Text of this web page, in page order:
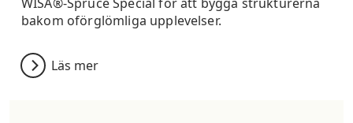
bakom oförglömliga upplevelser.
Läs mer